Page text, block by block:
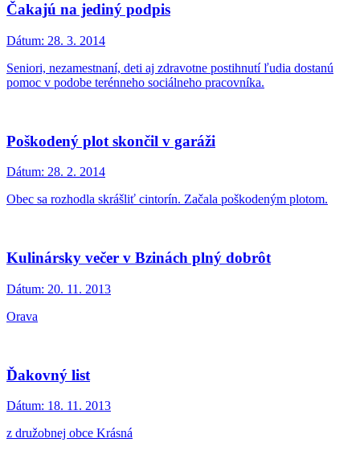
Čakajú na jediný podpis
Dátum: 28. 3. 2014
Seniori, nezamestnaní, deti aj zdravotne postihnutí ľudia dostanú
pomoc v podobe terénneho sociálneho pracovníka.
Poškodený plot skončil v garáži
Dátum: 28. 2. 2014
Obec sa rozhodla skrášliť cintorín. Začala poškodeným plotom.
Kulinársky večer v Bzinách plný dobrôt
Dátum: 20. 11. 2013
Orava
Ďakovný list
Dátum: 18. 11. 2013
z družobnej obce Krásná